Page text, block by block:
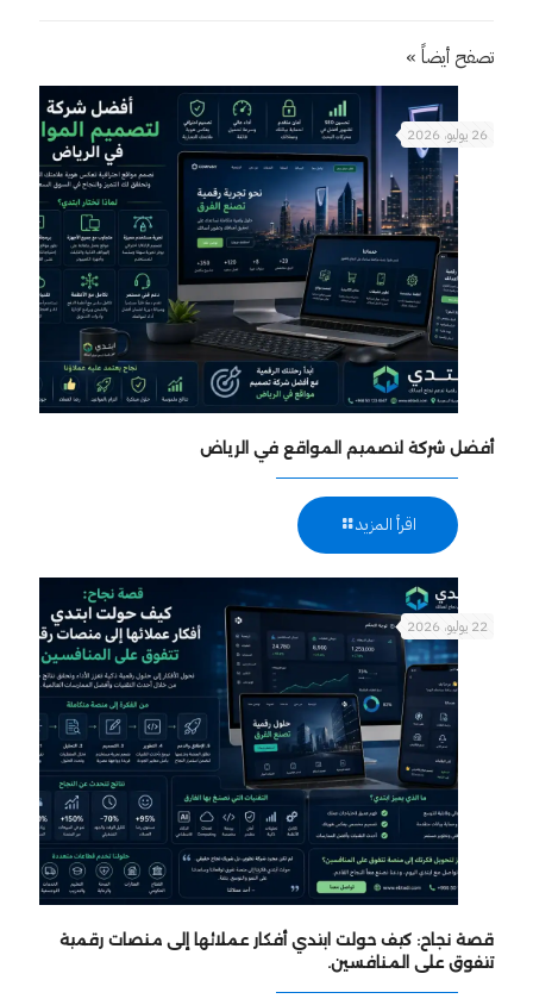
تصفح أيضاً »
26 يوليو، 2026
أفضل شركة لتصميم المواقع في الرياض
اقرأ المزيد
22 يوليو، 2026
قصة نجاح: كيف حولت ابتدي أفكار عملائها إلى منصات رقمية
تتفوق على المنافسين.